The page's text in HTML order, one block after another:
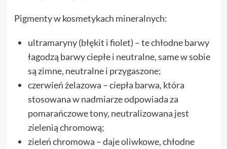
Pigmenty w kosmetykach mineralnych:
ultramaryny (błękit i fiolet) – te chłodne barwy
łagodzą barwy ciepłe i neutralne, same w sobie
są zimne, neutralne i przygaszone;
czerwień żelazowa – ciepła barwa, która
stosowana w nadmiarze odpowiada za
pomarańczowe tony, neutralizowana jest
zielenią chromową;
zieleń chromowa – daje oliwkowe, chłodne